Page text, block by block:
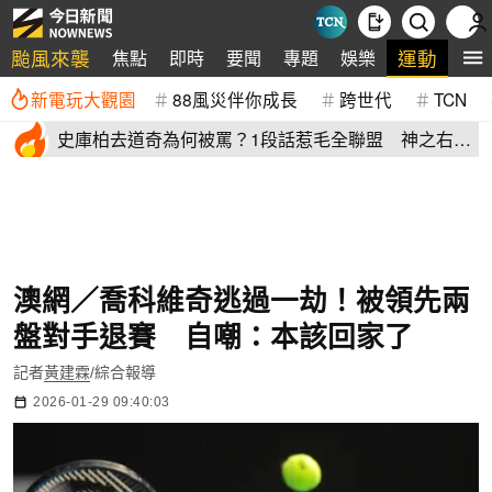
颱風來襲 焦點 即時 要聞 專題 娛樂 運動 全
新電玩大觀園 88風災伴你成長 跨世代 TCN
史庫柏去道奇為何被罵？1段話惹毛全聯盟 神之右
澳網／喬科維奇逃過一劫！被領先兩
盤對手退賽 自嘲：本該回家了
記者黃建霖/綜合報導
2026-01-29 09:40:03